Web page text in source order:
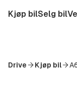
tilKjøp bilSelg bil
Drive Kjøp bil